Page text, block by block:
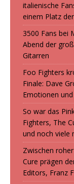
italienische
einem Platz
3500 Fans bei
Abend der
Gitarren
Foo Fighters
Finale: Dave
Emotionen
So war das
Fighters, The
und noch viele
Zwischen
Cure prägen
Editors, Franz